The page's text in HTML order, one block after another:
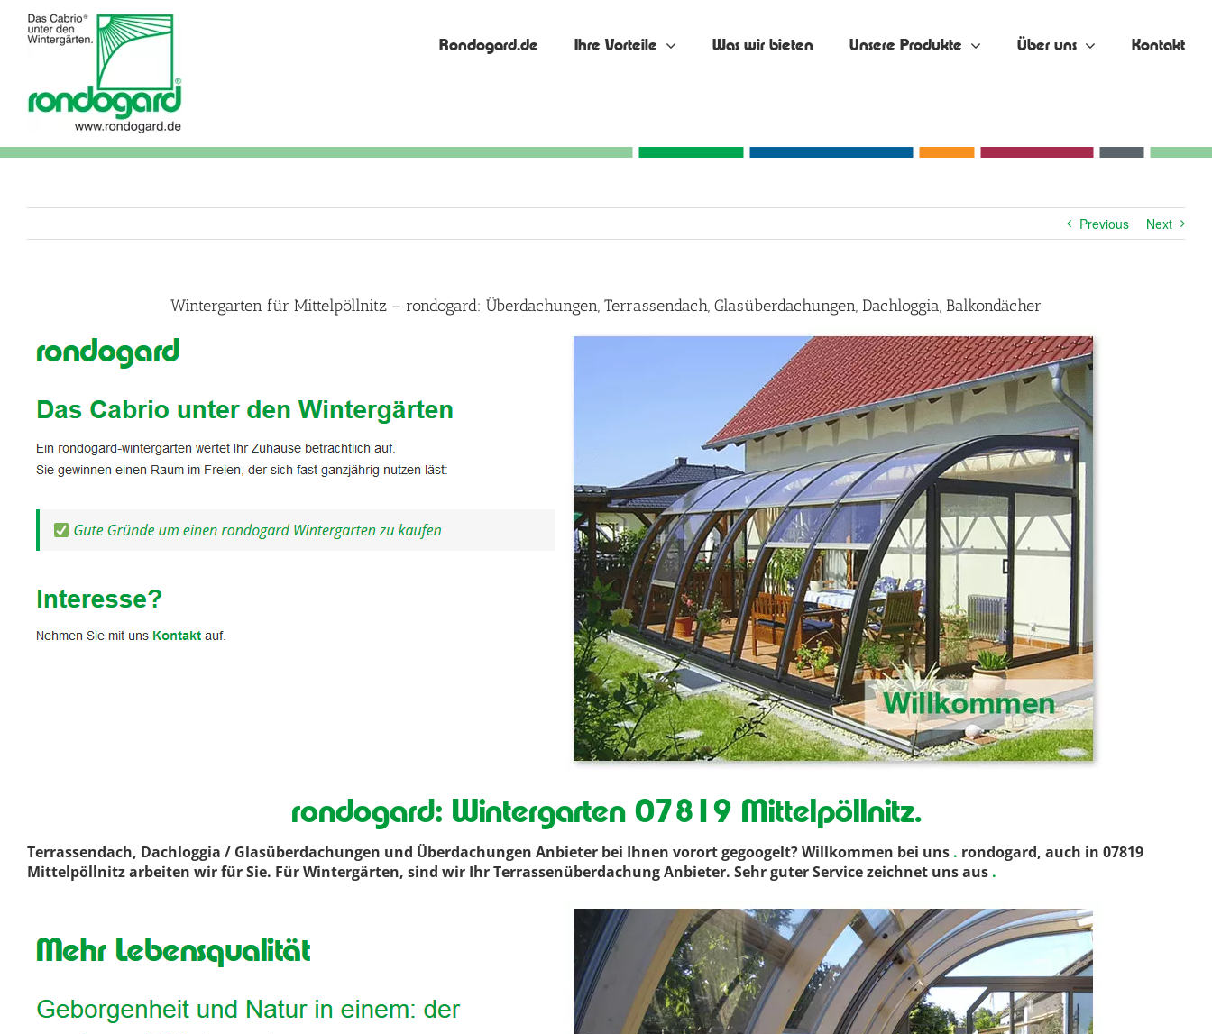
content
Rondogard.de Ihre Vorteile Was wir bieten Unsere Produkte Über uns Kontakt
Previous Next
Wintergarten für Mittelpöllnitz – rondogard: Überdachungen, Terrassendach, Glasüberdachungen, Dachloggia, Balkondächer
rondogard: Wintergarten 07819 Mittelpöllnitz.
Terrassendach, Dachloggia / Glasüberdachungen und Überdachungen Anbieter bei Ihnen vorort gegoogelt? Willkommen bei uns . rondogard, auch in 07819
Mittelpöllnitz arbeiten wir für Sie. Für Wintergärten, sind wir Ihr Terrassenüberdachung Anbieter. Sehr guter Service zeichnet uns aus .